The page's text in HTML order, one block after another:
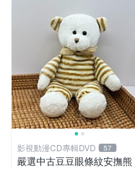
影視動漫CD專輯DVD 57
嚴選中古豆豆眼條紋安撫熊